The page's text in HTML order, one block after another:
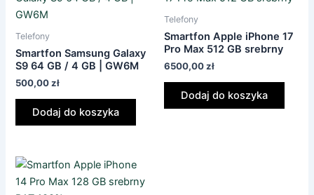
Telefony
Smartfon Samsung Galaxy
S9 64 GB / 4 GB | GW6M
500,00zł
Dodaj do koszyka
Telefony
Smartfon Apple iPhone 17
Pro Max 512 GB srebrny
6500,00zł
Dodaj do koszyka